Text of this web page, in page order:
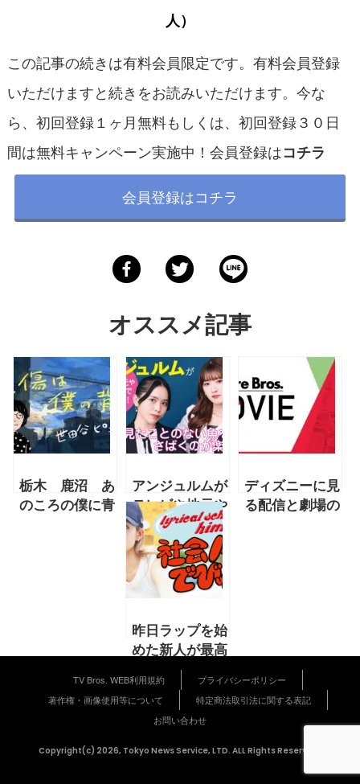
人）
この記事の続きは有料会員限定です。有料会員登録
いただけますと続きをお読みいただけます。今な
ら、初回登録１ヶ月無料もしくは、初回登録３０日
間は無料キャンペーン実施中！会員登録はコチラ
会員登録はコチラ
オススメ記事
栃木 鹿沼 あ
のころの僕に青
アンジュルムが
テレビや地元や
趣味の話まで語
り尽くす！「見
たことのない魚
をさばくのが楽
しい」【後編】
ディズニーに見
る配信と劇場の
昨日ラップを始
めた新人が最高
のラップを出し
てガラッとシー
ン観を変えたり
する可能性もあ
るんです
TV Bros. WEB利用規約
プライバシーポリシー
著作権・画像使用等について
特定商法取引法に関する表記
お問い合わせ
Copyright(c) 2026, Tokyo News Service, LTD. ALL Rights Reserved.